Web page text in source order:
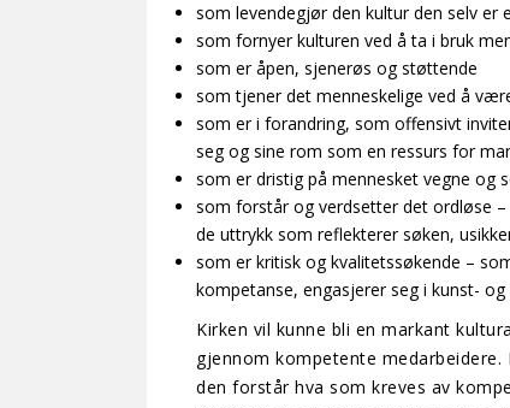
som levendegjør den kultur den selv er
som fornyer kulturen ved å ta i bruk
som er åpen, sjenerøs og støttende
som tjener det menneskelige ved å
som er i forandring, som offensivt
seg og sine rom som en ressurs for
som er dristig på mennesket vegne og
som forstår og verdsetter det ordløse
de uttrykk som reflekterer søken,
som er kritisk og kvalitetssøkende –
kompetanse, engasjerer seg i kunst-
Kirken vil kunne bli en markant
gjennom kompetente medarbeidere.
den forstår hva som kreves av